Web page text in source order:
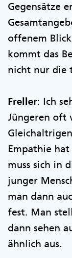
Gegensätze
offenem
kommt das
nicht nur die
Freller: Ich
Jüngeren oft
Empathie
muss sich in
junger
man dann
fest. Man
dann sehen
ähnlich aus.